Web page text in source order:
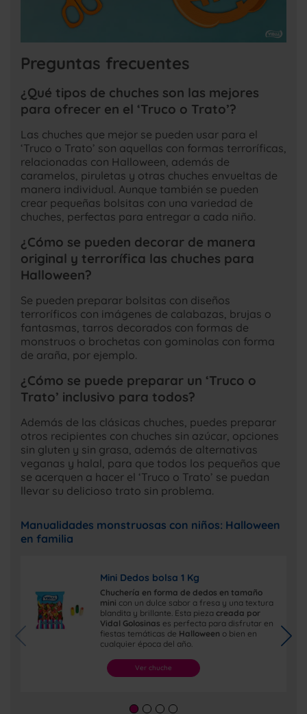
Preguntas frecuentes
¿Qué tipos de chuches son las mejores
para ofrecer en el ‘Truco o Trato’?
Las chuches que mejor se pueden usar para el
‘Truco o Trato’ son aquellas con formas terroríficas,
relacionadas con Halloween, además de
caramelos, piruletas y otras chuches envueltas de
manera individual. Aunque también se pueden
crear pequeñas bolsitas con una variedad de
chuches, perfectas para entregar a cada niño.
¿Cómo se pueden decorar de manera
original y terrorífica las chuches para
Halloween?
Se pueden preparar bolsitas con diseños
terroríficos con imágenes de calabazas, brujas o
fantasmas, tarros decorados con formas de
monstruos o brochetas con gominolas con forma
de araña, por ejemplo.
¿Cómo se puede preparar un ‘Truco o
Trato’ inclusivo para todos?
Además de las clásicas chuches, puedes preparar
otros recipientes con chuches sin azúcar, opciones
sin gluten y sin grasa, además de alternativas
veganas y halal, para que todos los pequeños que
se acerquen a hacer el ‘Truco o Trato’ se puedan
llevar su delicioso trato sin problema.
Manualidades monstruosas con niños: Halloween
en familia
Mini Dedos bolsa 1 Kg
Chuchería en forma de dedos en tamaño
mini con un dulce sabor a fresa y una textura
blandita y brillante. Esta pieza creada por
Vidal Golosinas es perfecta para disfrutar en
fiestas temáticas de Halloween o bien en
cualquier época del año.
Ver chuche